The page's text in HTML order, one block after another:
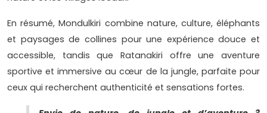
En résumé, Mondulkiri combine nature, culture, éléphants
et paysages de collines pour une expérience douce et
accessible, tandis que Ratanakiri offre une aventure
sportive et immersive au cœur de la jungle, parfaite pour
ceux qui recherchent authenticité et sensations fortes.